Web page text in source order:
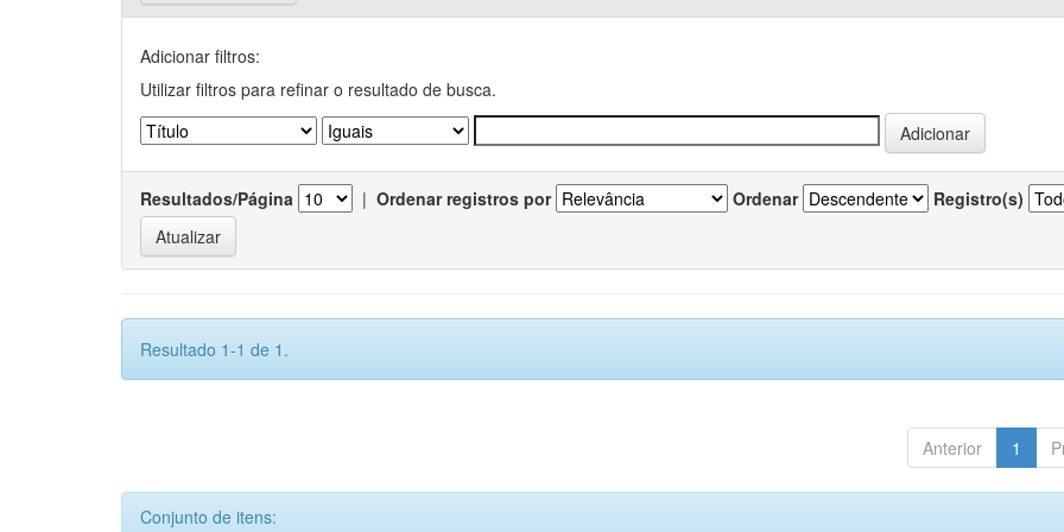
Adicionar filtros:
Utilizar filtros para refinar o resultado de busca.
Resultados/Página | Ordenar registros por Ordenar Registro(s)
Resultado 1-1 de 1.
Anterior 1
Conjunto de itens: